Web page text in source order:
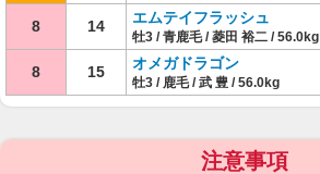
8 14 エムテイフラッシュ
牡3 / 青鹿毛 / 菱田 裕二 / 56.0kg
8 15 オメガドラゴン
牡3 / 鹿毛 / 武 豊 / 56.0kg
注意事項